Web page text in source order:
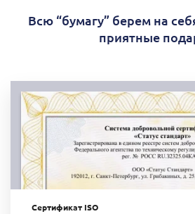
Всю “бумагу” берем на
приятные
Сертификат ISO